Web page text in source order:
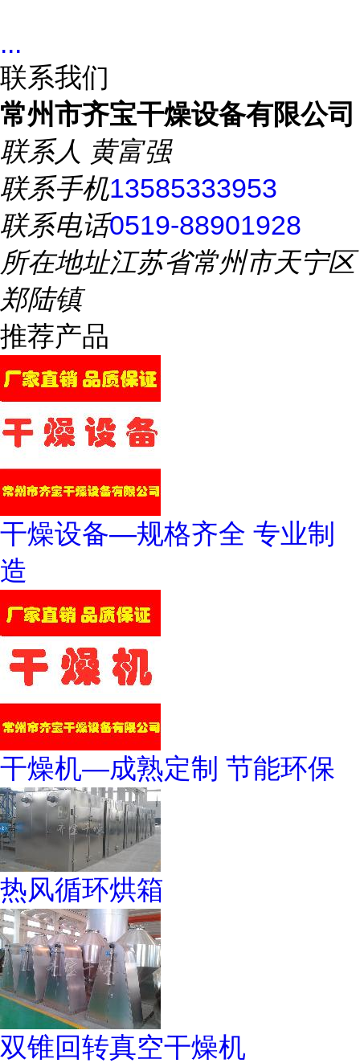
...
联系我们
常州市齐宝干燥设备有限公司
联系人 黄富强
联系手机13585333953
联系电话0519-88901928
所在地址江苏省常州市天宁区
郑陆镇
推荐产品
干燥设备—规格齐全 专业制
造
干燥机—成熟定制 节能环保
热风循环烘箱
双锥回转真空干燥机